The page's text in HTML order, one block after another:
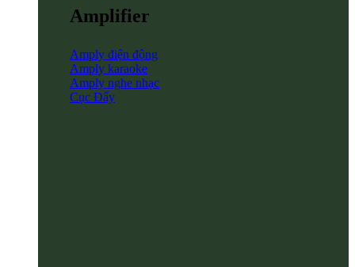
Amplifier
Amply điện động
Amply karaoke
Amply nghe nhạc
Cục Đẩy